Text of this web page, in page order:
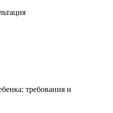
требования и